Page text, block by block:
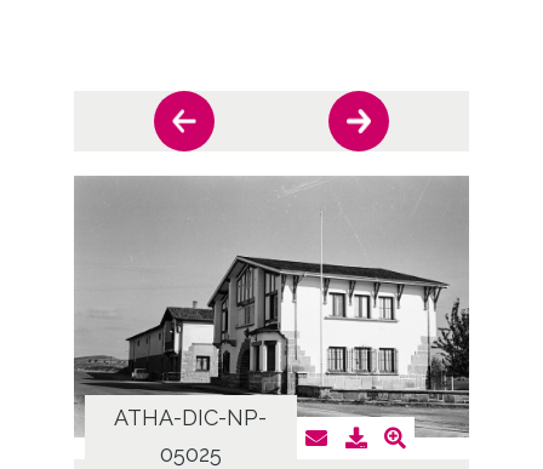
ATHA-DIC-NP-
05025